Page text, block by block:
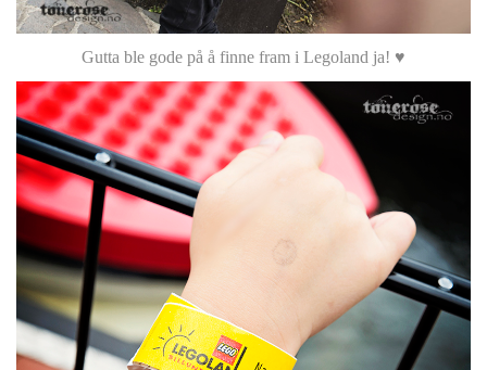
Gutta ble gode på å finne fram i Legoland ja! ♥